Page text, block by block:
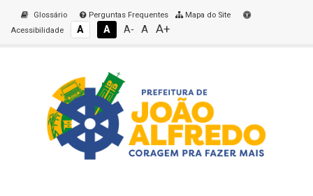
Glossário Perguntas Frequentes
Mapa do Site
Acessibilidade
A A A- A A+